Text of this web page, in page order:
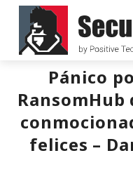
Pánico
RansomHub
felices –